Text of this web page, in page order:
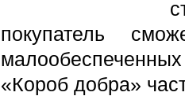
покупатель
«Короб добра»